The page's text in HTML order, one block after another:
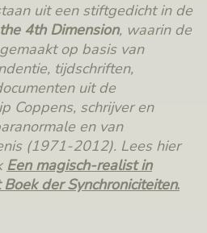
uit een stiftgedicht in de
4th Dimension, waarin de
op basis van
tijdschriften,
uit de
Coppens, schrijver en
en van
(1971-2012). Lees hier
Een magisch-realist in
der Synchroniciteiten.